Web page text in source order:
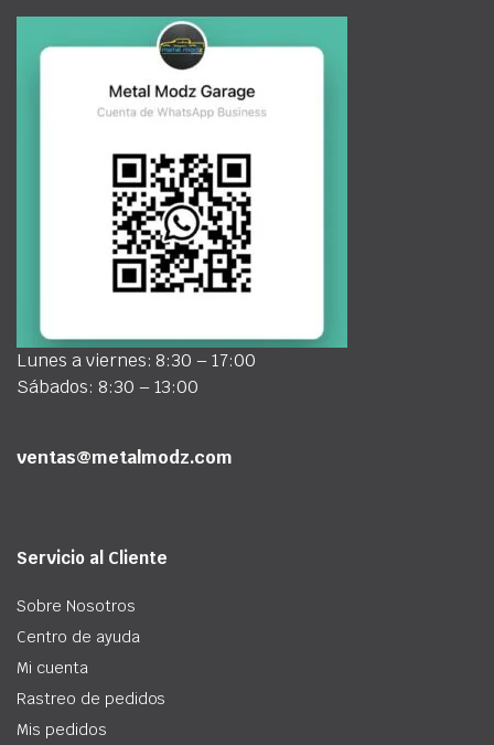
Lunes a viernes: 8:30 – 17:00
Sábados: 8:30 – 13:00
ventas@metalmodz.com
Servicio al Cliente
Sobre Nosotros
Centro de ayuda
Mi cuenta
Rastreo de pedidos
Mis pedidos